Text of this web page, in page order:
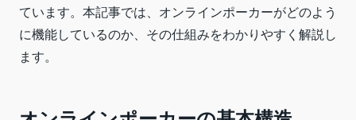
ています。本記事では、オンラインポーカーがどのよう
に機能しているのか、その仕組みをわかりやすく解説し
ます。